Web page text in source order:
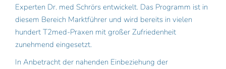
Experten Dr. med Schrörs entwickelt. Das Programm ist in
diesem Bereich Marktführer und wird bereits in vielen
hundert T2med-Praxen mit großer Zufriedenheit
zunehmend eingesetzt.
In Anbetracht der nahenden Einbeziehung der